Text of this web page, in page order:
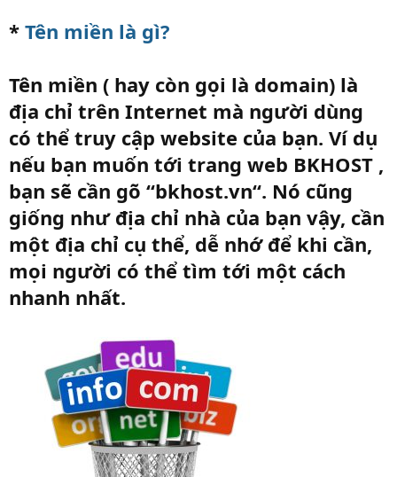
* Tên miền là gì?
Tên miền ( hay còn gọi là domain) là
địa chỉ trên Internet mà người dùng
có thể truy cập website của bạn. Ví dụ
nếu bạn muốn tới trang web BKHOST ,
bạn sẽ cần gõ “bkhost.vn“. Nó cũng
giống như địa chỉ nhà của bạn vậy, cần
một địa chỉ cụ thể, dễ nhớ để khi cần,
mọi người có thể tìm tới một cách
nhanh nhất.